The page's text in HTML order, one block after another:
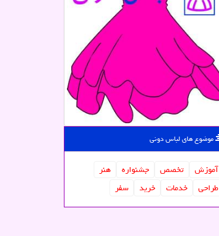
موضوع های لباس دونی
آموزش تخصص جشنواره
هنر
طراحی
خدمات خرید سفر